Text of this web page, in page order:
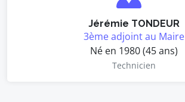
Jérémie TONDEUR
3ème adjoint au Maire
Né en 1980 (45 ans)
Technicien